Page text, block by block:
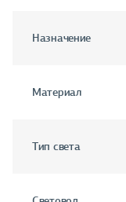
Назначение
Материал
Тип света